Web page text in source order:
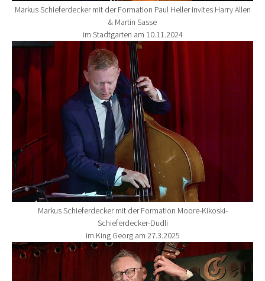
Markus Schieferdecker mit der Formation Paul Heller invites Harry Allen
& Martin Sasse
im Stadtgarten am 10.11.2024
Show larger version for:
Markus Schieferdecker mit der Formation Moore-Kikoski-
Schieferdecker-Dudli
im King Georg am 27.3.2025
Show larger version for: